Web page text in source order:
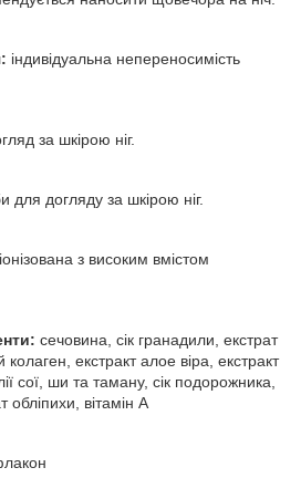
індивідуальна непереносимість
за шкірою ніг.
для догляду за шкірою ніг.
з високим вмістом
сечовина, сік гранадили, екстрат
екстракт алое віра, екстракт
сої, ши та таману, сік подорожника,
обліпихи, вітамін А